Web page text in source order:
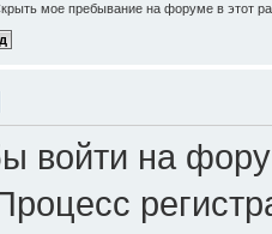
мое пребывание на форуме в этот
войти на